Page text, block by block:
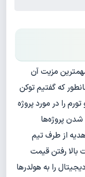
مزیت آن
که گفتیم توکن
را در مورد پروژه
شدن پروژه‌ها
از طرف تیم
بالا رفتن قیمت
را به هولدرها